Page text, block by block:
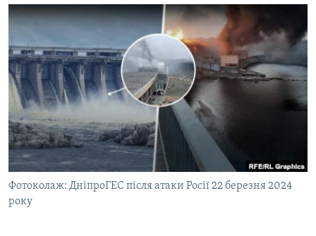
СПОРТ
УКРАЇНА
СВІТ
ТИ ЯК?
СХЕМИ
КИТАЙ.ВИКЛИКИ
МУЛЬТИМЕДІА
ФОТО
СПЕЦПРОЄКТИ
ПОДКАСТИ
КРИМ РЕАЛІЇ
Фотоколаж: ДніпроГЕС після атаки Росії 22 березня 2024
року